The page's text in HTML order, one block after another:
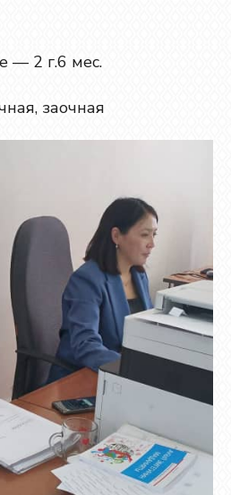
— 2 г.6 мес.
заочная